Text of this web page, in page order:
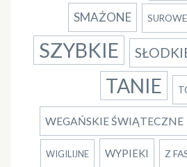
SMAŻONE SUROWE
SZYBKIE
TANIE
WEGAŃSKIE ŚWIĄTECZNE
WIGILIJNE WYPIEKI Z